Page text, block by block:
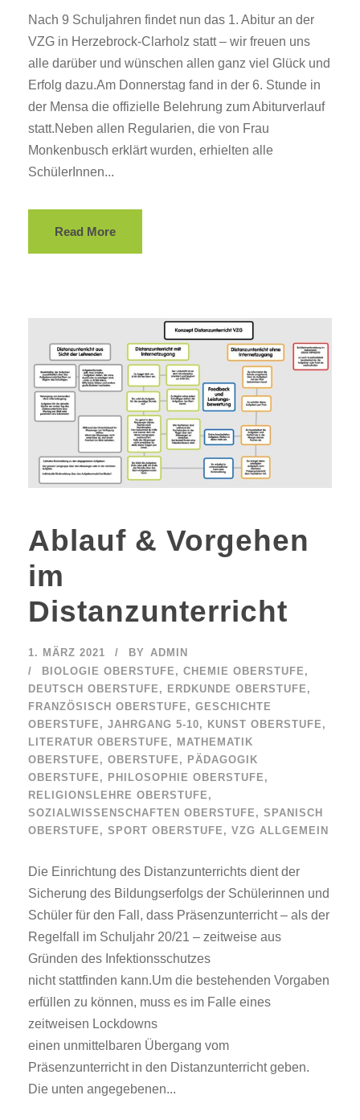
Nach 9 Schuljahren findet nun das 1. Abitur an der
VZG in Herzebrock-Clarholz statt – wir freuen uns
alle darüber und wünschen allen ganz viel Glück und
Erfolg dazu.Am Donnerstag fand in der 6. Stunde in
der Mensa die offizielle Belehrung zum Abiturverlauf
statt.Neben allen Regularien, die von Frau
Monkenbusch erklärt wurden, erhielten alle
SchülerInnen...
Read More
Ablauf & Vorgehen
im
Distanzunterricht
1. MÄRZ 2021 BY ADMIN
BIOLOGIE OBERSTUFE , CHEMIE OBERSTUFE ,
DEUTSCH OBERSTUFE , ERDKUNDE OBERSTUFE ,
FRANZÖSISCH OBERSTUFE , GESCHICHTE
OBERSTUFE , JAHRGANG 5-10, KUNST OBERSTUFE ,
LITERATUR OBERSTUFE , MATHEMATIK
OBERSTUFE , OBERSTUFE , PÄDAGOGIK
OBERSTUFE , PHILOSOPHIE OBERSTUFE ,
RELIGIONSLEHRE OBERSTUFE ,
SOZIALWISSENSCHAFTEN OBERSTUFE , SPANISCH
OBERSTUFE , SPORT OBERSTUFE , VZG ALLGEMEIN
Die Einrichtung des Distanzunterrichts dient der
Sicherung des Bildungserfolgs der Schülerinnen und
Schüler für den Fall, dass Präsenzunterricht – als der
Regelfall im Schuljahr 20/21 – zeitweise aus
Gründen des Infektionsschutzes
nicht stattfinden kann.Um die bestehenden Vorgaben
erfüllen zu können, muss es im Falle eines
zeitweisen Lockdowns
einen unmittelbaren Übergang vom
Präsenzunterricht in den Distanzunterricht geben.
Die unten angegebenen...